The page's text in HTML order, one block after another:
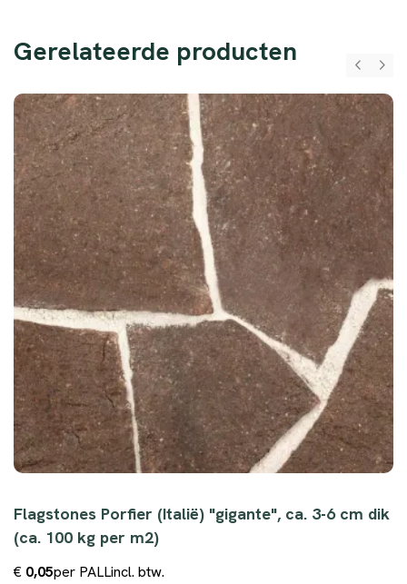
Gerelateerde producten
Flagstones Porfier (Italië) "gigante", ca. 3-6 cm dik
(ca. 100 kg per m2)
€ 0,05per PALLincl. btw.